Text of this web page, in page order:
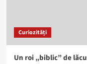
Curiozități
Un roi „biblic” de